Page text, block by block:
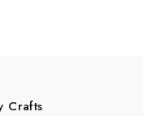
Crafts